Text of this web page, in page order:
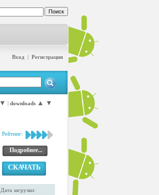
Вход | Регистрация
▼ | downloads ▲ ▼
Рейтинг:
Подробнее...
СКАЧАТЬ
Дата загрузки: